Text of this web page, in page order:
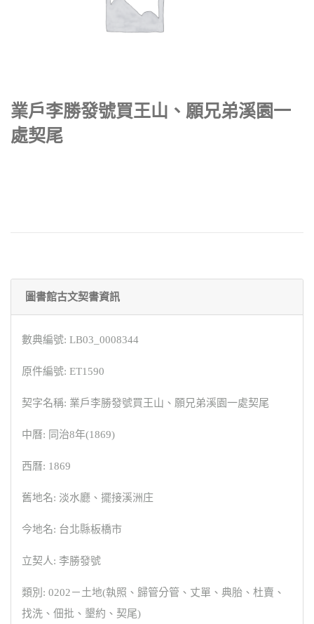
業戶李勝發號買王山、願兄弟溪園一
處契尾
圖書館古文契書資訊
數典編號: LB03_0008344
原件編號: ET1590
契字名稱: 業戶李勝發號買王山、願兄弟溪園一處契尾
中曆: 同治8年(1869)
西曆: 1869
舊地名: 淡水廳、擺接溪洲庄
今地名: 台北縣板橋市
立契人: 李勝發號
類別: 0202－土地(執照、歸管分管、丈單、典胎、杜賣、
找洗、佃批、墾約、契尾)